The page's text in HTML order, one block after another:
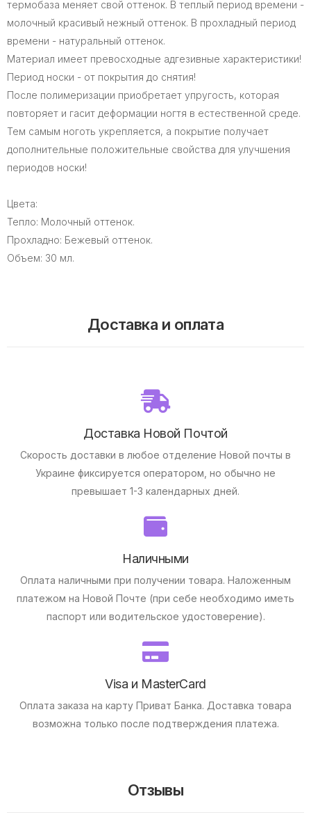
термобаза меняет свой оттенок. В теплый период времени -
молочный красивый нежный оттенок. В прохладный период
времени - натуральный оттенок.
Материал имеет превосходные адгезивные характеристики!
Период носки - от покрытия до снятия!
После полимеризации приобретает упругость, которая
повторяет и гасит деформации ногтя в естественной среде.
Тем самым ноготь укрепляется, а покрытие получает
дополнительные положительные свойства для улучшения
периодов носки!
Цвета:
Тепло: Молочный оттенок.
Прохладно: Бежевый оттенок.
Объем: 30 мл.
Доставка и оплата
Доставка Новой Почтой
Скорость доставки в любое отделение Новой почты в
Украине фиксируется оператором, но обычно не
превышает 1-3 календарных дней.
Наличными
Оплата наличными при получении товара. Наложенным
платежом на Новой Почте (при себе необходимо иметь
паспорт или водительское удостоверение).
Visa и MasterCard
Оплата заказа на карту Приват Банка. Доставка товара
возможна только после подтверждения платежа.
Отзывы